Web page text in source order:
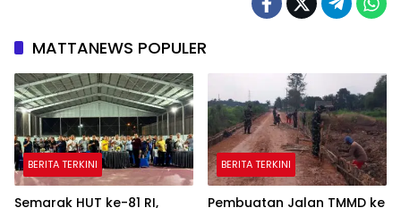
MATTANEWS POPULER
BERITA TERKINI
Semarak HUT ke-81 RI,
BERITA TERKINI
Pembuatan Jalan TMMD ke